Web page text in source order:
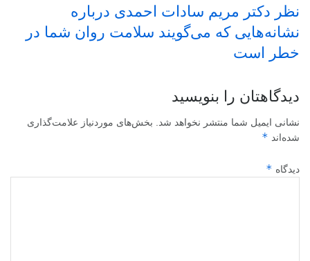
نظر دکتر مریم سادات احمدی درباره
نشانه‌هایی که می‌گویند سلامت روان شما در
خطر است
دیدگاهتان را بنویسید
نشانی ایمیل شما منتشر نخواهد شد.
بخش‌های موردنیاز علامت‌گذاری
شده‌اند *
دیدگاه *